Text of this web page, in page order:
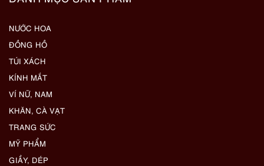
NƯỚC HOA
ĐỒNG HỒ
TÚI XÁCH
KÍNH MẮT
VÍ NỮ, NAM
KHĂN, CÀ VẠT
TRANG SỨC
MỸ PHẨM
GIẦY, DÉP